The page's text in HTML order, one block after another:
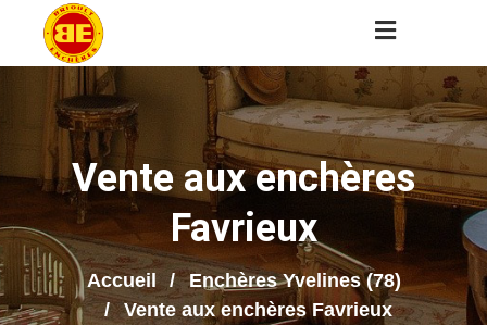
Vente aux enchères
Favrieux
Accueil
Enchères Yvelines (78)
Vente aux enchères Favrieux